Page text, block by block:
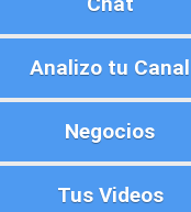
Analizo tu Canal
Negocios
Tus Videos